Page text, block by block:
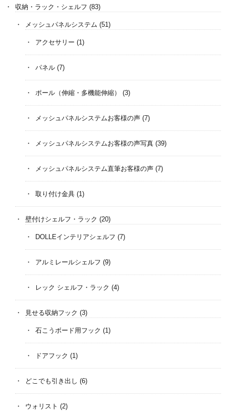
収納・ラック・シェルフ (83)
メッシュパネルシステム (51)
アクセサリー (1)
パネル (7)
ポール（伸縮・多機能伸縮） (3)
メッシュパネルシステムお客様の声 (7)
メッシュパネルシステムお客様の声写真 (39)
メッシュパネルシステム直筆お客様の声 (7)
取り付け金具 (1)
壁付けシェルフ・ラック (20)
DOLLEインテリアシェルフ (7)
アルミレールシェルフ (9)
レック シェルフ・ラック (4)
見せる収納フック (3)
石こうボード用フック (1)
ドアフック (1)
どこでも引き出し (6)
ウォリスト (2)